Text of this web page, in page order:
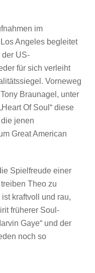
im
Angeles begleitet
der US-
für sich verleiht
Vorneweg
Braunagel, unter
Of Soul“ diese
jenen
Great American
Spielfreude einer
Theo zu
kraftvoll und rau,
früherer Soul-
Gaye“ und der
noch so